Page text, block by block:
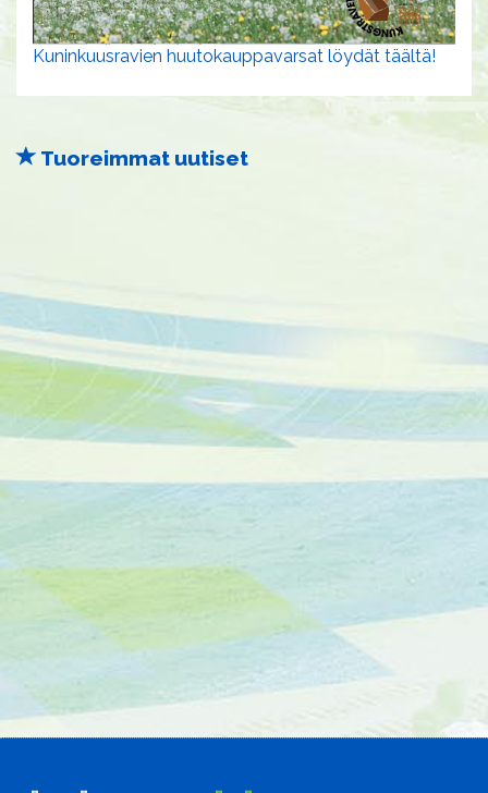
Kuninkuusravien huutokauppavarsat löydät täältä!
Tuoreimmat uutiset